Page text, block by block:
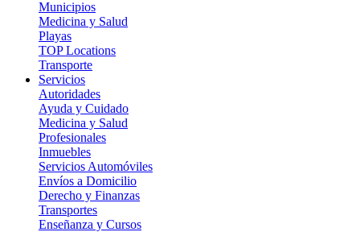
Municipios
Medicina y Salud
Playas
TOP Locations
Transporte
Servicios
Autoridades
Ayuda y Cuidado
Medicina y Salud
Profesionales
Inmuebles
Servicios Automóviles
Envíos a Domicilio
Derecho y Finanzas
Transportes
Enseñanza y Cursos